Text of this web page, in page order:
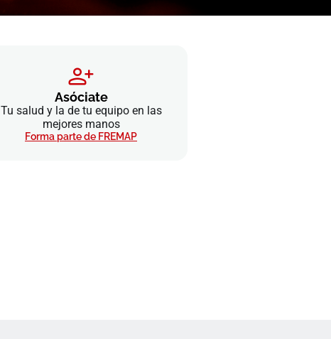
Asóciate
Tu salud y la de tu equipo en las
mejores manos
Forma parte de FREMAP